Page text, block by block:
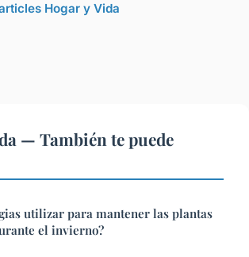
Hogar y Vida
— También te puede
utilizar para mantener las plantas
el invierno?